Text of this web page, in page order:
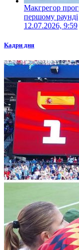
Макгрегор
першому раунді
12.07.2026, 9:59
Кадри дня